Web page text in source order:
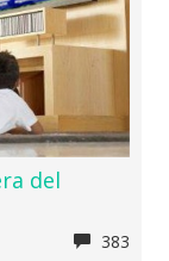
del
383